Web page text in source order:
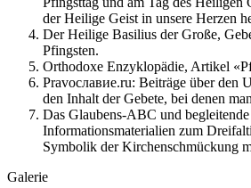
der Heilige Geist in unsere Herzen
Der Heilige Basilius der Große,
Pfingsten.
Orthodoxe Enzyklopädie, Artikel
Pravoславие.ru: Beiträge über den
den Inhalt der Gebete, bei denen
Das Glaubens-ABC und
Informationsmaterialien zum
Symbolik der Kirchenschmückung
Galerie